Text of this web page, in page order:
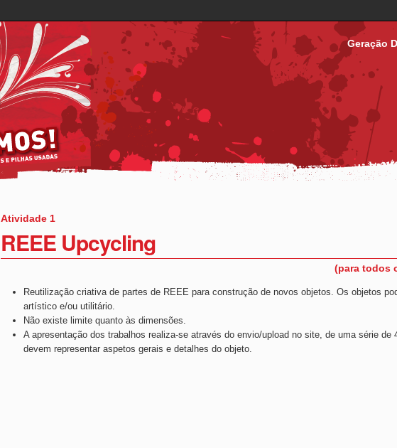
Geração
Atividade 1
REEE Upcycling
(para todos
Reutilização criativa de partes de REEE para construção de novos objetos. Os objetos
artístico e/ou utilitário.
Não existe limite quanto às dimensões.
A apresentação dos trabalhos realiza-se através do envio/upload no site, de uma série de
devem representar aspetos gerais e detalhes do objeto.